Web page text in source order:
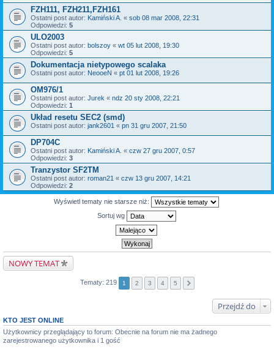
FZH111, FZH211,FZH161
Ostatni post autor: Kamiński A. « sob 08 mar 2008, 22:31
Odpowiedzi: 5
ULO2003
Ostatni post autor: bolszoy « wt 05 lut 2008, 19:30
Odpowiedzi: 5
Dokumentacja nietypowego scalaka
Ostatni post autor: NeooeN « pt 01 lut 2008, 19:26
OM976/1
Ostatni post autor: Jurek « ndz 20 sty 2008, 22:21
Odpowiedzi: 1
Układ resetu SEC2 (smd)
Ostatni post autor: jank2601 « pn 31 gru 2007, 21:50
DP704C
Ostatni post autor: Kamiński A. « czw 27 gru 2007, 0:57
Odpowiedzi: 3
Tranzystor SF2TM
Ostatni post autor: roman21 « czw 13 gru 2007, 14:21
Odpowiedzi: 2
Wyświetl tematy nie starsze niż:
Sortuj wg
NOWY TEMAT
Tematy: 219 1 2 3 4 5
Przejdź do
KTO JEST ONLINE
Użytkownicy przeglądający to forum: Obecnie na forum nie ma żadnego
zarejestrowanego użytkownika i 1 gość